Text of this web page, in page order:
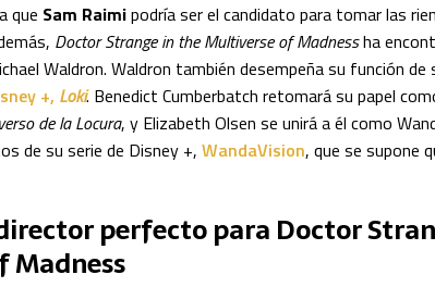
que Sam Raimipodría ser el candidato para tomar las
Doctor Strange in the Multiverse of Madnessha
Waldron. Waldron también desempeña su función de
+, Loki. Benedict Cumberbatch retomará su papel
de la Locura, y Elizabeth Olsen se unirá a él como
de su serie de Disney +, WandaVision, que se supone
perfecto para Doctor
Madness